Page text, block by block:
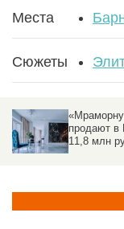
Места
Сюжеты
продают в
11,8 млн